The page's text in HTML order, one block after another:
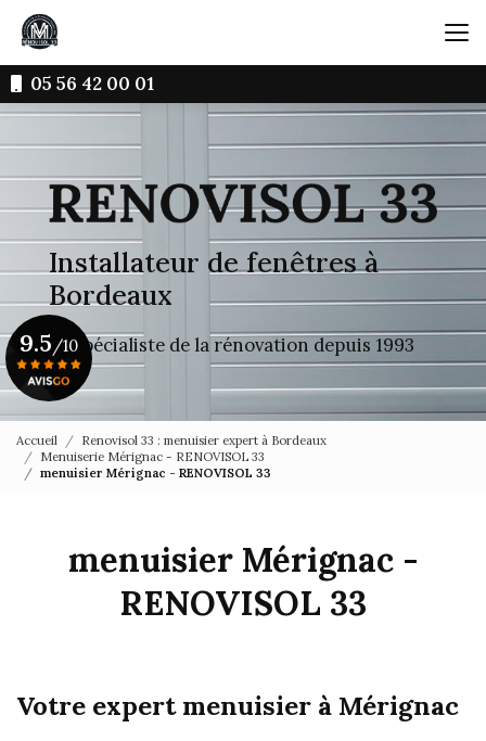
Aller
contenu
principal05 56 42 00 01
Installateur de fenêtres à
Bordeaux
Le spécialiste de la rénovation depuis 1993
9.5 /10
Accueil
Renovisol 33 : menuisier expert à Bordeaux
Menuiserie Mérignac - RENOVISOL 33
menuisier Mérignac - RENOVISOL 33
menuisier Mérignac -
RENOVISOL 33
Votre expert menuisier à Mérignac